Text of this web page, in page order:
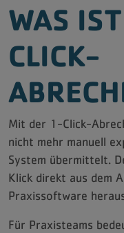
WAS
CLICK-
Mit der 1-Click-
nicht mehr manuell
System übermittelt.
Klick direkt aus dem
Praxissoftware
Für Praxisteams